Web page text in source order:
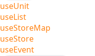
useUnit
useList
useStoreMap
useStore
useEvent